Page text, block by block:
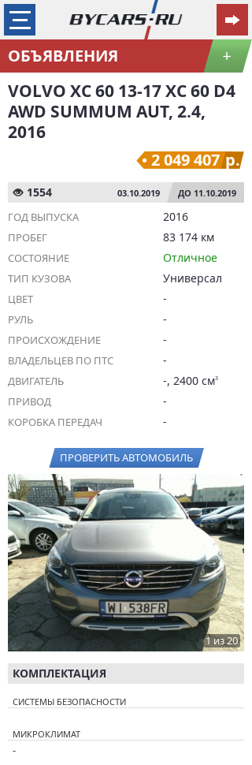
ОБЪЯВЛЕНИЯ +
VOLVO XC 60 13-17 XC 60 D4
AWD SUMMUM AUT, 2.4,
2016
2 049 407 р.
1554 03.10.2019 ДО 11.10.2019
ГОД ВЫПУСКА 2016
ПРОБЕГ 83 174 км
СОСТОЯНИЕ Отличное
ТИП КУЗОВА Универсал
ЦВЕТ -
РУЛЬ -
ПРОИСХОЖДЕНИЕ -
ВЛАДЕЛЬЦЕВ ПО ПТС -
ДВИГАТЕЛЬ -, 2400 см3
ПРИВОД -
КОРОБКА ПЕРЕДАЧ -
ПРОВЕРИТЬ АВТОМОБИЛЬ
1 из 20
КОМПЛЕКТАЦИЯ
СИСТЕМЫ БЕЗОПАСНОСТИ
МИКРОКЛИМАТ
-